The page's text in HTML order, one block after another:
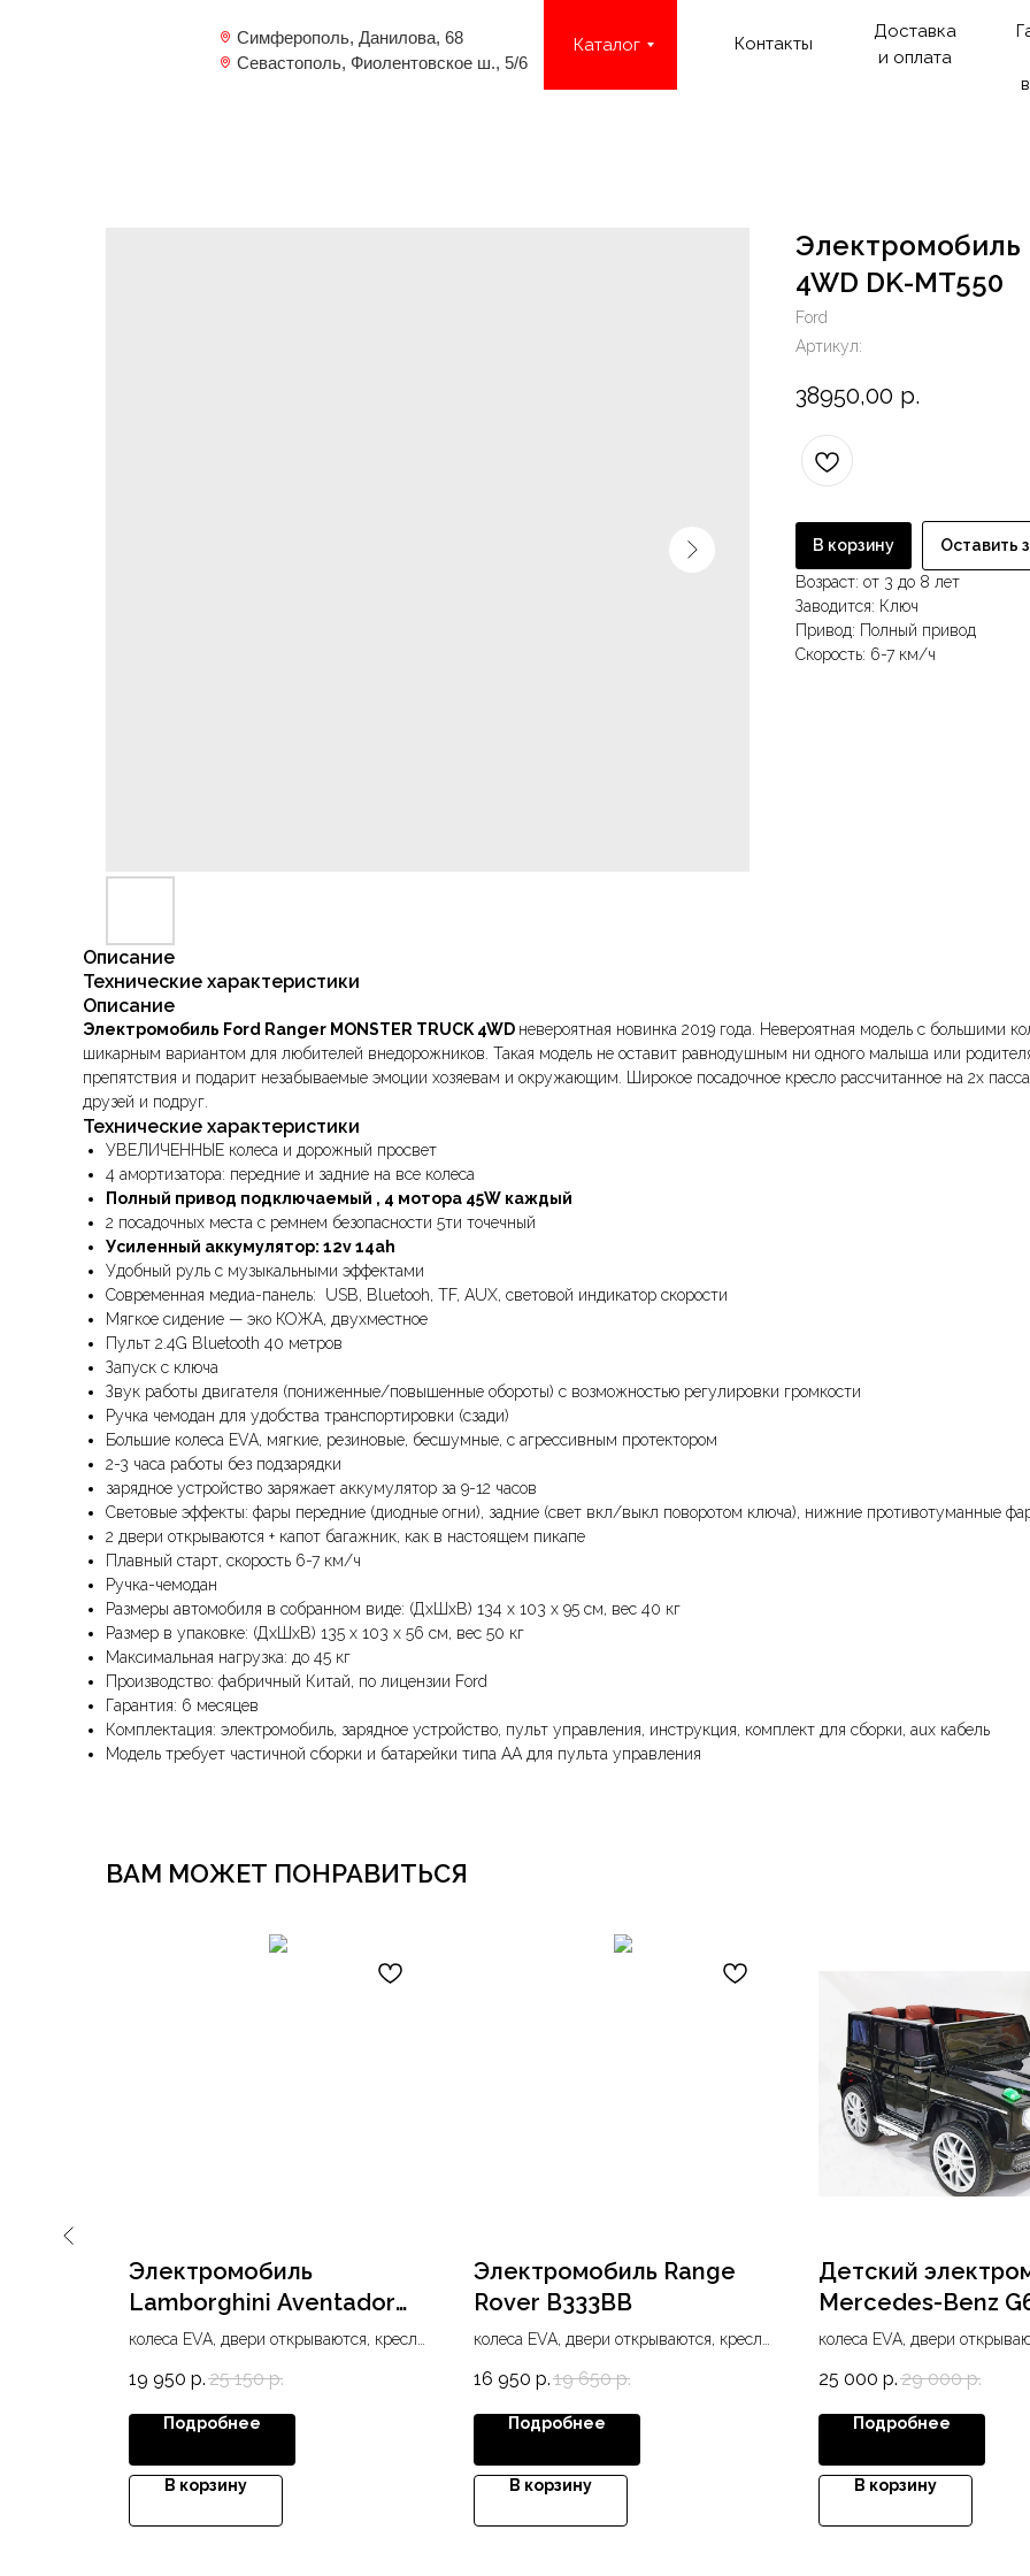
Контакты
Доставка
и оплата
Каталог
Севастополь, Фиолентовское ш., 5/6
Симферополь, Данилова, 68
Электромобиль
4WD DK-MT550
Ford
Артикул:
38950,00 р.
В корзину
Оставить
Возраст: от 3 до 8 лет
Заводится: Ключ
Привод: Полный привод
Скорость: 6-7 км/ч
Описание
Технические характеристики
Описание
Электромобиль Ford Ranger MONSTER TRUCK 4WD невероятная новинка 2019 года. Невероятная модель с большими
шикарным вариантом для любителей внедорожников. Такая модель не оставит равнодушным ни одного малыша или
препятствия и подарит незабываемые эмоции хозяевам и окружающим. Широкое посадочное кресло рассчитанное на 2х
друзей и подруг.
Технические характеристики
УВЕЛИЧЕННЫЕ колеса и дорожный просвет
4 амортизатора: передние и задние на все колеса
Полный привод подключаемый , 4 мотора 45W каждый
2 посадочных места с ремнем безопасности 5ти точечный
Усиленный аккумулятор: 12v 14ah
Удобный руль с музыкальными эффектами
Современная медиа-панель: USB, Bluetooh, TF, AUX, световой индикатор скорости
Мягкое сидение — эко КОЖА, двухместное
Пульт 2.4G Bluetooth 40 метров
Запуск с ключа
Звук работы двигателя (пониженные/повышенные обороты) с возможностью регулировки громкости
Ручка чемодан для удобства транспортировки (сзади)
Большие колеса EVA, мягкие, резиновые, бесшумные, с агрессивным протектором
2-3 часа работы без подзарядки
зарядное устройство заряжает аккумулятор за 9-12 часов
Световые эффекты: фары передние (диодные огни), задние (свет вкл/выкл поворотом ключа), нижние противотуманные
2 двери открываются + капот багажник, как в настоящем пикапе
Плавный старт, скорость 6-7 км/ч
Ручка-чемодан
Размеры автомобиля в собранном виде: (ДxШxВ) 134 х 103 х 95 см, вес 40 кг
Размер в упаковке: (ДxШxВ) 135 х 103 х 56 см, вес 50 кг
Максимальная нагрузка: до 45 кг
Производство: фабричный Китай, по лицензии Ford
Гарантия: 6 месяцев
Комплектация: электромобиль, зарядное устройство, пульт управления, инструкция, комплект для сборки, aux кабель
Модель требует частичной сборки и батарейки типа АА для пульта управления
ВАМ МОЖЕТ ПОНРАВИТЬСЯ
Электромобиль
Lamborghini Aventador
SVJ A333MP-A
колеса EVA, двери открываются, кресло
фары
19 950 р. 25 150 р.
Подробнее
В корзину
Электромобиль Range
Rover B333BB
колеса EVA, двери открываются, кресло
эффекты
16 950 р. 19 650 р.
Подробнее
В корзину
Детский
Mercedes-Benz
колеса EVA, двери
фары, подсветка панели
25 000 р. 29 000 р.
Подробнее
В корзину